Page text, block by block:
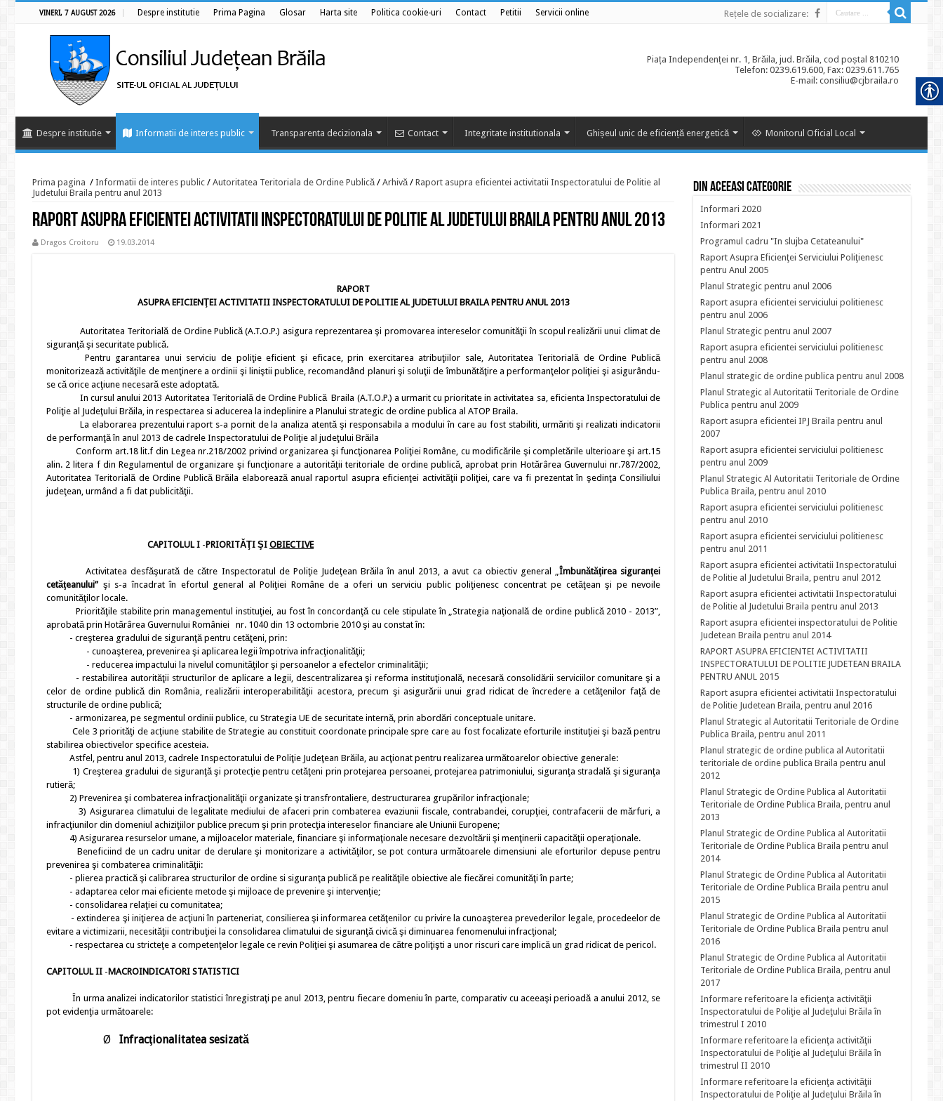
VINERI, 7 AUGUST 2026 Despre institutie Prima Pagina Glosar Harta site Politica cookie-uri Contact Petitii Servicii online Rețele de socializare:
Piața Independenței nr. 1, Brăila, jud. Brăila, cod poștal 810210
Telefon: 0239.619.600, Fax: 0239.611.765
E-mail: consiliu@cjbraila.ro
Despre institutie Informatii de interes public Transparenta decizionala Contact Integritate institutionala Ghișeul unic de eficiență energetică Monitorul Oficial Local
Prima pagina / Informatii de interes public / Autoritatea Teritoriala de Ordine Publică / Arhivă / Raport asupra eficientei activitatii Inspectoratului de Politie al
Judetului Braila pentru anul 2013
Raport asupra eficientei activitatii Inspectoratului de Politie al Judetului Braila pentru anul 2013
Dragos Croitoru 19.03.2014
RAPORT
ASUPRA EFICIENŢEI ACTIVITATII INSPECTORATULUI DE POLITIE AL JUDETULUI BRAILA PENTRU ANUL 2013
Autoritatea Teritorială de Ordine Publică (A.T.O.P.) asigura reprezentarea şi promovarea intereselor comunităţii în scopul realizării unui climat de
siguranţă şi securitate publică.
Pentru garantarea unui serviciu de poliţie eficient şi eficace, prin exercitarea atribuţiilor sale, Autoritatea Teritorială de Ordine Publică
monitorizează activităţile de menţinere a ordinii şi liniştii publice, recomandând planuri şi soluţii de îmbunătăţire a performanţelor poliţiei şi asigurându-
se că orice acţiune necesară este adoptată.
In cursul anului 2013 Autoritatea Teritorială de Ordine Publică Braila (A.T.O.P.) a urmarit cu prioritate in activitatea sa, eficienta Inspectoratului de
Poliţie al Judeţului Brăila, in respectarea si aducerea la indeplinire a Planului strategic de ordine publica al ATOP Braila.
La elaborarea prezentului raport s-a pornit de la analiza atentă şi responsabila a modului în care au fost stabiliti, urmăriti şi realizati indicatorii
de performanţă în anul 2013 de cadrele Inspectoratului de Poliţie al judeţului Brăila
Conform art.18 lit.f din Legea nr.218/2002 privind organizarea şi funcţionarea Poliţiei Române, cu modificările şi completările ulterioare şi art.15
alin. 2 litera f din Regulamentul de organizare şi funcţionare a autorităţii teritoriale de ordine publică, aprobat prin Hotărârea Guvernului nr.787/2002,
Autoritatea Teritorială de Ordine Publică Brăila elaborează anual raportul asupra eficienţei activităţii poliţiei, care va fi prezentat în şedinţa Consiliului
judeţean, urmând a fi dat publicităţii.
CAPITOLUL I -PRIORITĂŢI ŞI OBIECTIVE
Activitatea desfăşurată de către Inspectoratul de Poliţie Judeţean Brăila în anul 2013, a avut ca obiectiv general „Îmbunătăţirea siguranţei
cetăţeanului” şi s-a încadrat în efortul general al Poliţiei Române de a oferi un serviciu public poliţienesc concentrat pe cetăţean şi pe nevoile
comunităţilor locale.
Priorităţile stabilite prin managementul instituţiei, au fost în concordanţă cu cele stipulate în „Strategia naţională de ordine publică 2010 - 2013”,
aprobată prin Hotărârea Guvernului României nr. 1040 din 13 octombrie 2010 şi au constat în:
- creşterea gradului de siguranţă pentru cetăţeni, prin:
- cunoaşterea, prevenirea şi aplicarea legii împotriva infracţionalităţii;
- reducerea impactului la nivelul comunităţilor şi persoanelor a efectelor criminalităţii;
- restabilirea autorităţii structurilor de aplicare a legii, descentralizarea şi reforma instituţională, necesară consolidării serviciilor comunitare şi a
celor de ordine publică din România, realizării interoperabilităţii acestora, precum şi asigurării unui grad ridicat de încredere a cetăţenilor faţă de
structurile de ordine publică;
- armonizarea, pe segmentul ordinii publice, cu Strategia UE de securitate internă, prin abordări conceptuale unitare.
Cele 3 priorităţi de acţiune stabilite de Strategie au constituit coordonate principale spre care au fost focalizate eforturile instituţiei şi bază pentru
stabilirea obiectivelor specifice acesteia.
Astfel, pentru anul 2013, cadrele Inspectoratului de Poliţie Judeţean Brăila, au acţionat pentru realizarea următoarelor obiective generale:
1) Creşterea gradului de siguranţă şi protecţie pentru cetăţeni prin protejarea persoanei, protejarea patrimoniului, siguranţa stradală şi siguranţa
rutieră;
2) Prevenirea şi combaterea infracţionalităţii organizate şi transfrontaliere, destructurarea grupărilor infracţionale;
3) Asigurarea climatului de legalitate mediului de afaceri prin combaterea evaziunii fiscale, contrabandei, corupţiei, contrafacerii de mărfuri, a
infracţiunilor din domeniul achiziţiilor publice precum şi prin protecţia intereselor financiare ale Uniunii Europene;
4) Asigurarea resurselor umane, a mijloacelor materiale, financiare şi informaţionale necesare dezvoltării şi menţinerii capacităţii operaţionale.
Beneficiind de un cadru unitar de derulare şi monitorizare a activităţilor, se pot contura următoarele dimensiuni ale eforturilor depuse pentru
prevenirea şi combaterea criminalităţii:
- plierea practică şi calibrarea structurilor de ordine si siguranţa publică pe realităţile obiective ale fiecărei comunităţi în parte;
- adaptarea celor mai eficiente metode şi mijloace de prevenire şi intervenţie;
- consolidarea relaţiei cu comunitatea;
- extinderea şi iniţierea de acţiuni în parteneriat, consilierea şi informarea cetăţenilor cu privire la cunoaşterea prevederilor legale, procedeelor de
evitare a victimizarii, necesităţii contribuţiei la consolidarea climatului de siguranţă civică şi diminuarea fenomenului infracţional;
- respectarea cu stricteţe a competenţelor legale ce revin Poliţiei şi asumarea de către poliţişti a unor riscuri care implică un grad ridicat de pericol.
CAPITOLUL II -MACROINDICATORI STATISTICI
În urma analizei indicatorilor statistici înregistraţi pe anul 2013, pentru fiecare domeniu în parte, comparativ cu aceeaşi perioadă a anului 2012, se
pot evidenţia următoarele:
Ø Infracţionalitatea sesizată
Din aceeasi categorie
Informari 2020
Informari 2021
Programul cadru "In slujba Cetateanului"
Raport Asupra Eficienţei Serviciului Poliţienesc
pentru Anul 2005
Planul Strategic pentru anul 2006
Raport asupra eficientei serviciului politienesc
pentru anul 2006
Planul Strategic pentru anul 2007
Raport asupra eficientei serviciului politienesc
pentru anul 2008
Planul strategic de ordine publica pentru anul 2008
Planul Strategic al Autoritatii Teritoriale de Ordine
Publica pentru anul 2009
Raport asupra eficientei IPJ Braila pentru anul
2007
Raport asupra eficientei serviciului politienesc
pentru anul 2009
Planul Strategic Al Autoritatii Teritoriale de Ordine
Publica Braila, pentru anul 2010
Raport asupra eficientei serviciului politienesc
pentru anul 2010
Raport asupra eficientei serviciului politienesc
pentru anul 2011
Raport asupra eficientei activitatii Inspectoratului
de Politie al Judetului Braila, pentru anul 2012
Raport asupra eficientei activitatii Inspectoratului
de Politie al Judetului Braila pentru anul 2013
Raport asupra eficientei inspectoratului de Politie
Judetean Braila pentru anul 2014
RAPORT ASUPRA EFICIENTEI ACTIVITATII
INSPECTORATULUI DE POLITIE JUDETEAN BRAILA
PENTRU ANUL 2015
Raport asupra eficientei activitatii Inspectoratului
de Politie Judetean Braila, pentru anul 2016
Planul Strategic al Autoritatii Teritoriale de Ordine
Publica Braila, pentru anul 2011
Planul strategic de ordine publica al Autoritatii
teritoriale de ordine publica Braila pentru anul
2012
Planul Strategic de Ordine Publica al Autoritatii
Teritoriale de Ordine Publica Braila, pentru anul
2013
Planul Strategic de Ordine Publica al Autoritatii
Teritoriale de Ordine Publica Braila pentru anul
2014
Planul Strategic de Ordine Publica al Autoritatii
Teritoriale de Ordine Publica Braila pentru anul
2015
Planul Strategic de Ordine Publica al Autoritatii
Teritoriale de Ordine Publica Braila pentru anul
2016
Planul Strategic de Ordine Publica al Autoritatii
Teritoriale de Ordine Publica Braila, pentru anul
2017
Informare referitoare la eficienţa activităţii
Inspectoratului de Poliţie al Judeţului Brăila în
trimestrul I 2010
Informare referitoare la eficienţa activităţii
Inspectoratului de Poliţie al Judeţului Brăila în
trimestrul II 2010
Informare referitoare la eficienţa activităţii
Inspectoratului de Poliţie al Judeţului Brăila în